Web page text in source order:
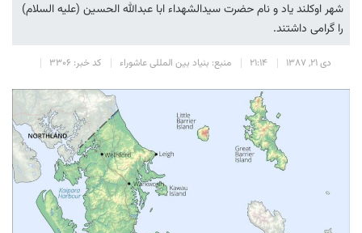
شهر اوکلند ياد و نام حضرت سيدالشهداء ابا عبدالله الحسين (عليه السلام)
را گرامی داشتند.
دی 21, 1387 21:14 منبع: بنیاد بین المللی عاشوراء کد خبر: 3306